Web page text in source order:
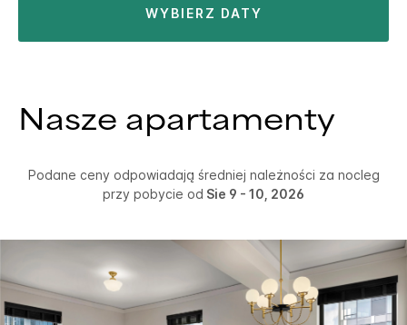
WYBIERZ DATY
Nasze apartamenty
Podane ceny odpowiadają średniej należności za nocleg
przy pobycie od Sie 9 - 10, 2026